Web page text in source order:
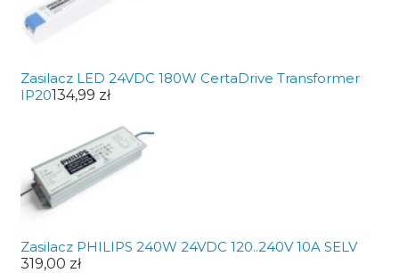
Zasilacz LED 24VDC 180W CertaDrive Transformer
IP20134,99 zł
Zasilacz PHILIPS 240W 24VDC 120..240V 10A SELV
319,00 zł